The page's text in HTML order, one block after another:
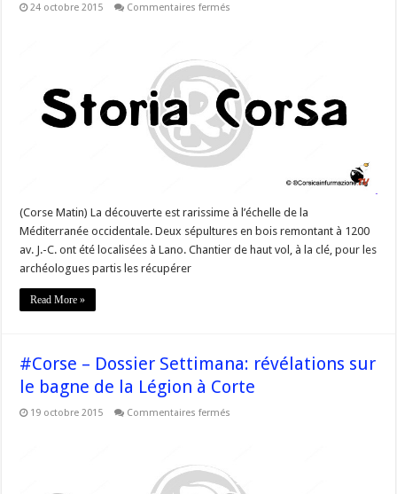
24 octobre 2015 Commentaires fermés
découverte
de
deux
cercueils
de
l’âge
du
Bronze
(Corse Matin) La découverte est rarissime à l’échelle de la
Méditerranée occidentale. Deux sépultures en bois remontant à 1200
av. J.-C. ont été localisées à Lano. Chantier de haut vol, à la clé, pour les
archéologues partis les récupérer
Read More »
#Corse – Dossier Settimana: révélations sur
le bagne de la Légion à Corte
19 octobre 2015 Commentaires fermés
sur